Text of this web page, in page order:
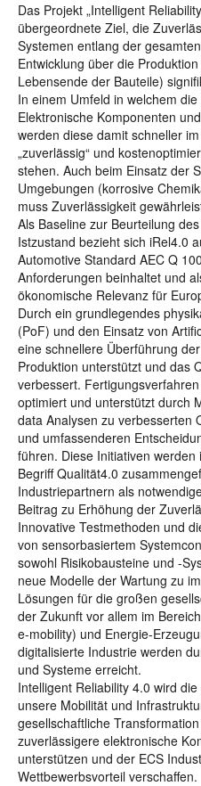
Das Projekt „Intelligent
übergeordnete Ziel, die
Systemen entlang der
Entwicklung über die
Lebensende der Bauteile)
In einem Umfeld in welchem
Elektronische Komponenten
werden diese damit schneller
„zuverlässig“ und
stehen. Auch beim Einsatz der
Umgebungen (korrosive
muss Zuverlässigkeit
Als Baseline zur Beurteilung
Istzustand bezieht sich iRel4.0
Automotive Standard AEC Q
Anforderungen beinhaltet und
ökonomische Relevanz für
Durch ein grundlegendes
(PoF) und den Einsatz von
eine schnellere Überführung
Produktion unterstützt und das
verbessert.
optimiert und unterstützt durch
data Analysen zu verbesserten
und umfassenderen
führen. Diese Initiativen
Begriff Qualität4.0
Industriepartnern als
Beitrag zu Erhöhung der
Innovative Testmethoden und
von sensorbasiertem
sowohl Risikobausteine und -
neue Modelle der Wartung zu
Lösungen für die großen
der Zukunft vor allem im
e-mobility) und Energie-
digitalisierte Industrie werden
und Systeme erreicht.
Intelligent Reliability 4.0 wird
unsere Mobilität und
gesellschaftliche
zuverlässigere elektronische
unterstützen und der ECS
Wettbewerbsvorteil verschaffen.